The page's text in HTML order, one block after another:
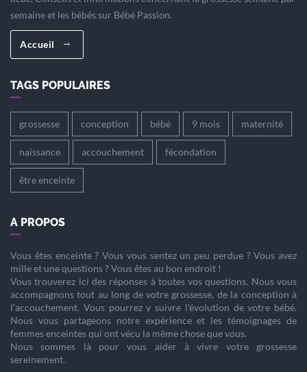
semaine et les bébés sur Bébé Passion.
Accueil
TAGS POPULAIRES
grossesse conception bébé 9 mois maternité
naissance accouchement fécondation
être enceinte
A PROPOS
Vous êtes enceinte? Vous vous sentez un peu perdue ? Vous avez
mille et une questions ? Vous êtes au bon endroit !
Vous trouverez ici des réponses à toutes vos questions. Nous vous
accompagnons tout au long de votre grossesse, de la conception à
l'accouchement. Vous pourrez y suivre l'évolution de votre bébé.
Nous vous partageons notre expérience et les témoignages de
femmes enceintes qui ont vécu la même chose que vous.
Nous sommes là pour vous aider à vivre votre grossesse
sereinement.